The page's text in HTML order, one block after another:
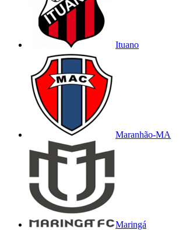
Ituano
Maranhão-MA
Maringá